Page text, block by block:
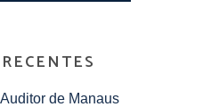
de Manaus